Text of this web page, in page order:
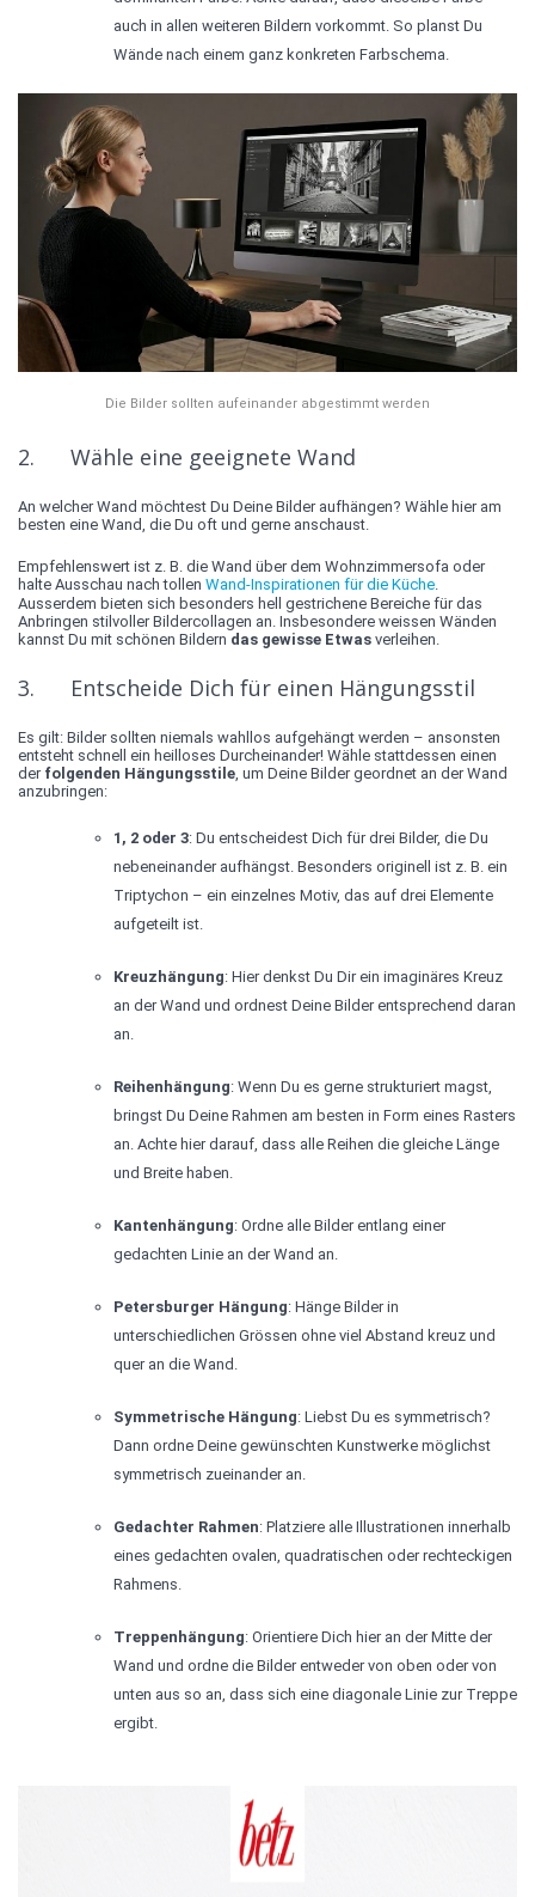
auch in allen weiteren Bildern vorkommt. So planst Du
Wände nach einem ganz konkreten Farbschema.
Die Bilder sollten aufeinander abgestimmt werden
2. Wähle eine geeignete Wand
An welcher Wand möchtest Du Deine Bilder aufhängen? Wähle hier am
besten eine Wand, die Du oft und gerne anschaust.
Empfehlenswert ist z. B. die Wand über dem Wohnzimmersofa oder
halte Ausschau nach tollen Wand-Inspirationen für die Küche.
Ausserdem bieten sich besonders hell gestrichene Bereiche für das
Anbringen stilvoller Bildercollagen an. Insbesondere weissen Wänden
kannst Du mit schönen Bildern das gewisse Etwas verleihen.
3. Entscheide Dich für einen Hängungsstil
Es gilt: Bilder sollten niemals wahllos aufgehängt werden – ansonsten
entsteht schnell ein heilloses Durcheinander! Wähle stattdessen einen
der folgenden Hängungsstile, um Deine Bilder geordnet an der Wand
anzubringen:
1, 2 oder 3: Du entscheidest Dich für drei Bilder, die Du
nebeneinander aufhängst. Besonders originell ist z. B. ein
Triptychon – ein einzelnes Motiv, das auf drei Elemente
aufgeteilt ist.
Kreuzhängung: Hier denkst Du Dir ein imaginäres Kreuz
an der Wand und ordnest Deine Bilder entsprechend daran
an.
Reihenhängung: Wenn Du es gerne strukturiert magst,
bringst Du Deine Rahmen am besten in Form eines Rasters
an. Achte hier darauf, dass alle Reihen die gleiche Länge
und Breite haben.
Kantenhängung: Ordne alle Bilder entlang einer
gedachten Linie an der Wand an.
Petersburger Hängung: Hänge Bilder in
unterschiedlichen Grössen ohne viel Abstand kreuz und
quer an die Wand.
Symmetrische Hängung: Liebst Du es symmetrisch?
Dann ordne Deine gewünschten Kunstwerke möglichst
symmetrisch zueinander an.
Gedachter Rahmen: Platziere alle Illustrationen innerhalb
eines gedachten ovalen, quadratischen oder rechteckigen
Rahmens.
Treppenhängung: Orientiere Dich hier an der Mitte der
Wand und ordne die Bilder entweder von oben oder von
unten aus so an, dass sich eine diagonale Linie zur Treppe
ergibt.